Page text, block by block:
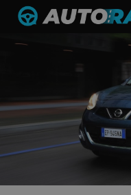
Autonieuws
Autotests
Automerken
Adverteren